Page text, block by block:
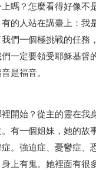
嗎？怎麼看得好像不
的人站在講臺上：我
們一個極挑戰的任務
一定要領受耶穌基督
是福音。
開始？從主的靈在我
有一個姐妹，她的故
。強迫症、憂鬱症、
上有鬼。她裡面有很